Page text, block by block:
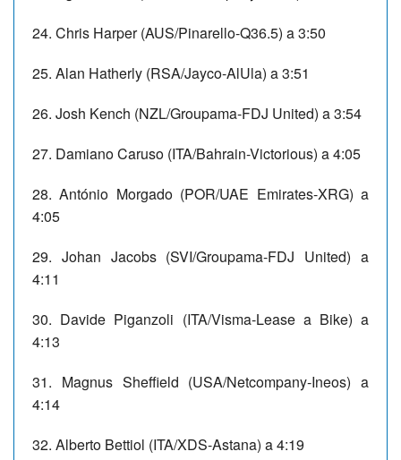
24. Chris Harper (AUS/Pinarello-Q36.5) a 3:50
25. Alan Hatherly (RSA/Jayco-AlUla) a 3:51
26. Josh Kench (NZL/Groupama-FDJ United) a 3:54
27. Damiano Caruso (ITA/Bahrain-Victorious) a 4:05
28. António Morgado (POR/UAE Emirates-XRG) a
4:05
29. Johan Jacobs (SVI/Groupama-FDJ United) a
4:11
30. Davide Piganzoli (ITA/Visma-Lease a Bike) a
4:13
31. Magnus Sheffield (USA/Netcompany-Ineos) a
4:14
32. Alberto Bettiol (ITA/XDS-Astana) a 4:19